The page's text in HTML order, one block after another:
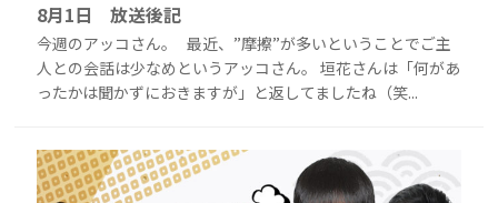
8月1日 放送後記
今週のアッコさん。 最近、”摩擦”が多いということでご主
人との会話は少なめというアッコさん。 垣花さんは「何があ
ったかは聞かずにおきますが」と返してましたね（笑...